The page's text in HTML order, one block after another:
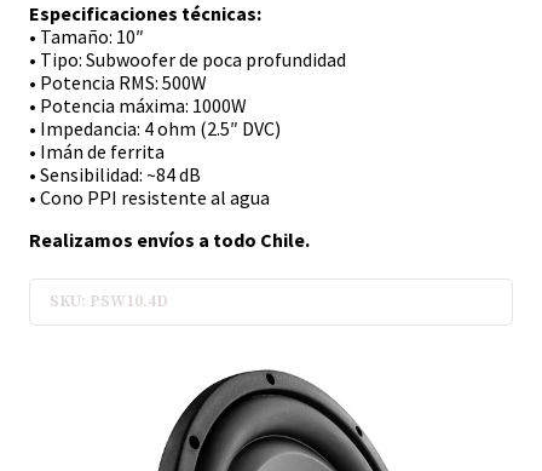
Especificaciones técnicas:
• Tamaño: 10″
• Tipo: Subwoofer de poca profundidad
• Potencia RMS: 500W
• Potencia máxima: 1000W
• Impedancia: 4 ohm (2.5″ DVC)
• Imán de ferrita
• Sensibilidad: ~84 dB
• Cono PPI resistente al agua
Realizamos envíos a todo Chile.
SKU: PSW10.4D